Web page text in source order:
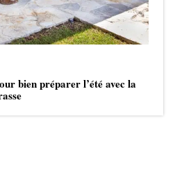
bien préparer l’été avec la